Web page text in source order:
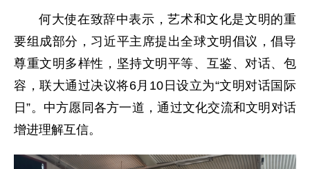
何大使在致辞中表示，艺术和文化是文明的重
要组成部分，习近平主席提出全球文明倡议，倡导
尊重文明多样性，坚持文明平等、互鉴、对话、包
容，联大通过决议将6月10日设立为“文明对话国际
日”。中方愿同各方一道，通过文化交流和文明对话
增进理解互信。